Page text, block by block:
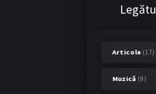
Articole (17)
Muzică (9)